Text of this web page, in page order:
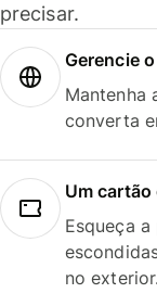
precisar.
Gerencie
Mantenha
converta
Um
Esqueça
no exterior.